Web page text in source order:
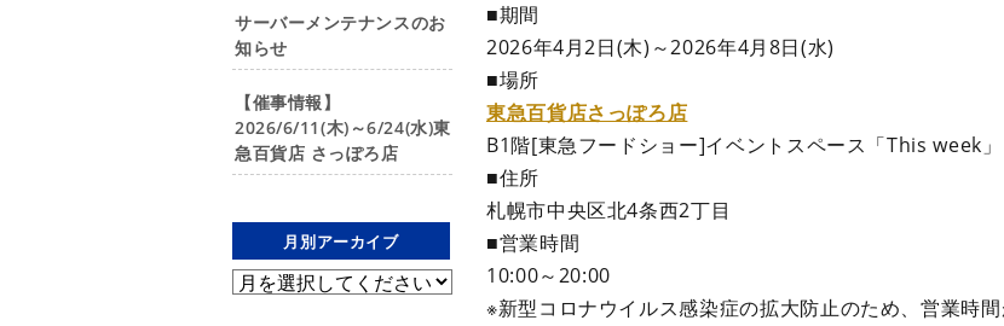
サーバーメンテナンスのお
知らせ
【催事情報】
2026/6/11(木)～6/24(水)東
急百貨店 さっぽろ店
月別アーカイブ
■期間
2026年4月2日(木)～2026年4月8日(水)
■場所
東急百貨店さっぽろ店
B1階[東急フードショー]イベントスペース「This week」
■住所
札幌市中央区北4条西2丁目
■営業時間
10:00～20:00
※新型コロナウイルス感染症の拡大防止のため、営業時